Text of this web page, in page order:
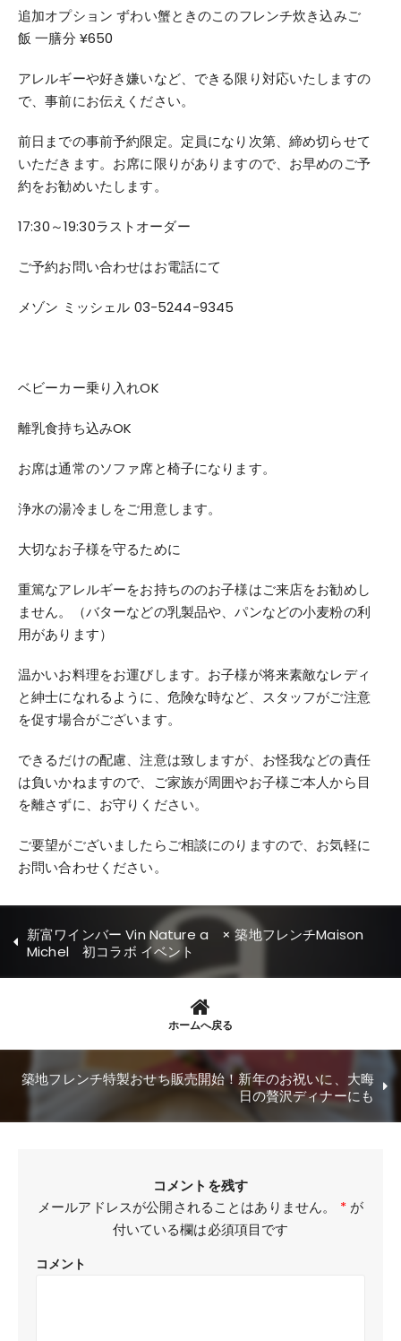
追加オプション ずわい蟹ときのこのフレンチ炊き込みご
飯 一膳分 ¥650
アレルギーや好き嫌いなど、できる限り対応いたしますの
で、事前にお伝えください。
前日までの事前予約限定。定員になり次第、締め切らせて
いただきます。お席に限りがありますので、 お早めのご予
約をお勧めいたします。
17:30～19:30ラストオーダー
ご予約お問い合わせはお電話にて
メゾン ミッシェル 03-5244-9345
ベビーカー乗り入れOK
離乳食持ち込みOK
お席は通常のソファ席と椅子になります。
浄水の湯冷ましをご用意します。
大切なお子様を守るために
重篤なアレルギーをお持ちののお子様はご来店をお勧めし
ません。
（バターなどの乳製品や、パンなどの小麦粉の利
用があります）
温かいお料理をお運びします。 お子様が将来素敵なレディ
と紳士になれるように、危険な時など、スタッフがご注意
を促す場合がございます。
できるだけの配慮、注意は致しますが、 お怪我などの責任
は負いかねますので、
ご家族が周囲やお子様ご本人から目
を離さずに、お守りください。
ご要望がございましたらご相談にのりますので、 お気軽に
お問い合わせください。
新富ワインバー Vin Nature a × 築地フレンチMaison
Michel 初コラボ イベント
ホームへ戻る
築地フレンチ特製おせち販売開始！新年のお祝いに、大晦
日の贅沢ディナーにも
コメントを残す
メールアドレスが公開されることはありません。
*が
付いている欄は必須項目です
コメント